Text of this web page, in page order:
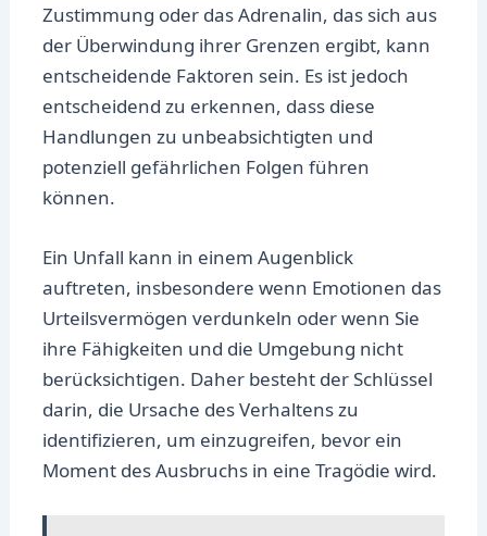
Zustimmung oder das Adrenalin, das sich aus
der Überwindung ihrer Grenzen ergibt, kann
entscheidende Faktoren sein. Es ist jedoch
entscheidend zu erkennen, dass diese
Handlungen zu unbeabsichtigten und
potenziell gefährlichen Folgen führen
können.
Ein Unfall kann in einem Augenblick
auftreten, insbesondere wenn Emotionen das
Urteilsvermögen verdunkeln oder wenn Sie
ihre Fähigkeiten und die Umgebung nicht
berücksichtigen. Daher besteht der Schlüssel
darin, die Ursache des Verhaltens zu
identifizieren, um einzugreifen, bevor ein
Moment des Ausbruchs in eine Tragödie wird.